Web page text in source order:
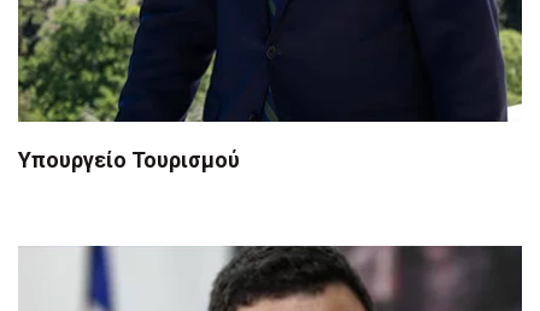
Υπουργείο Τουρισμού